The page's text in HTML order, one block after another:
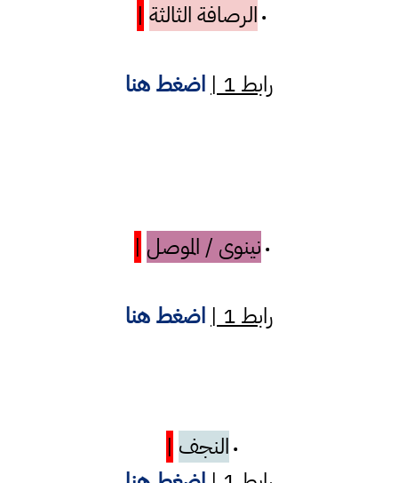
• الرصافة الثالثة |
رابط 1 | اضغط هنا
• نينوى / الموصل |
رابط 1 | اضغط هنا
• النجف |